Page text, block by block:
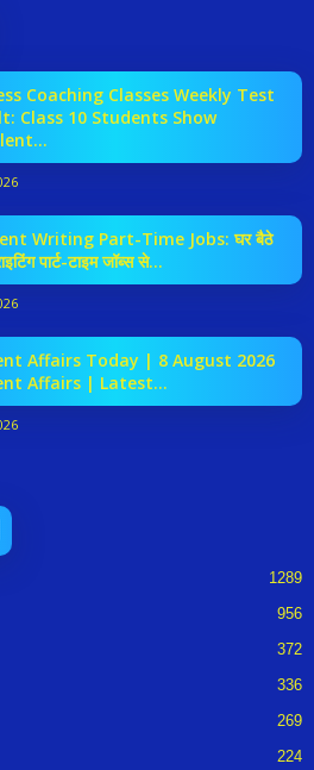
Coaching Classes Weekly Test
Class 10 Students Show
Writing Part-Time Jobs: घर बैठे
पार्ट-टाइम जॉब्स से...
Affairs Today | 8 August 2026
Affairs | Latest...
1289
956
372
336
269
224